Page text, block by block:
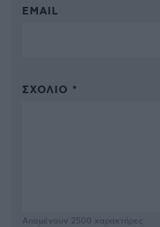
EMAIL
ΣΧΌΛΙΟ *
Απομένουν 2500 χαρακτήρες